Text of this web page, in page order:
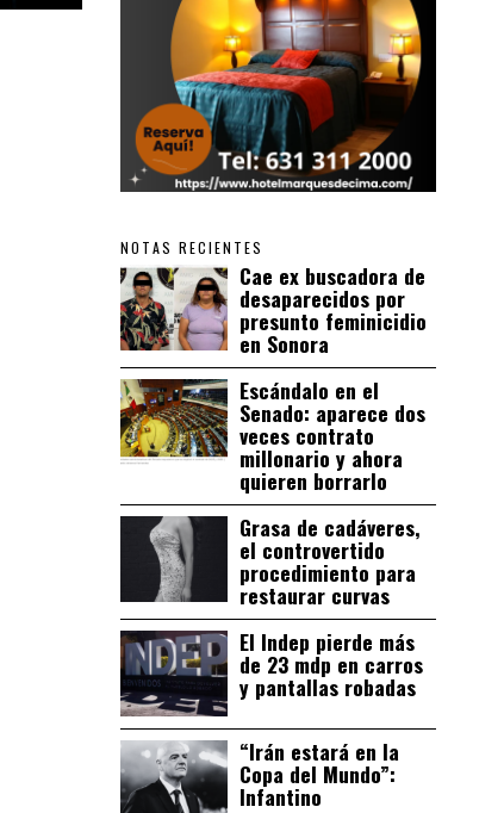
NOTAS RECIENTES
Cae ex buscadora de
desaparecidos por
presunto feminicidio
en Sonora
Escándalo en el
Senado: aparece dos
veces contrato
millonario y ahora
quieren borrarlo
Grasa de cadáveres,
el controvertido
procedimiento para
restaurar curvas
El Indep pierde más
de 23 mdp en carros
y pantallas robadas
“Irán estará en la
Copa del Mundo”:
Infantino